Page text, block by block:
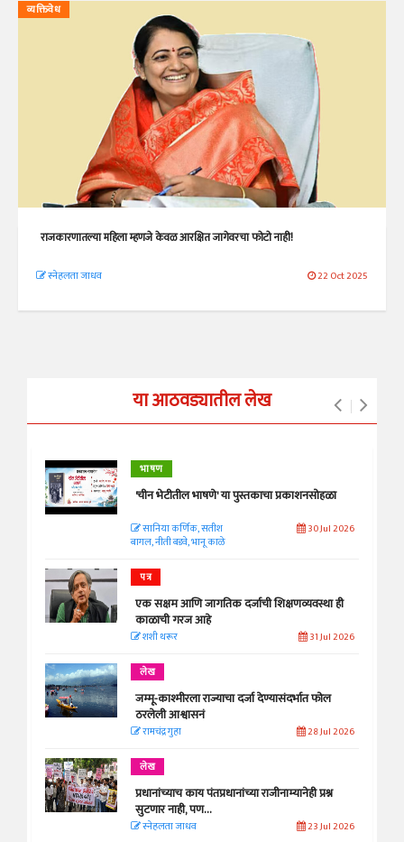
व्यक्तिवेध
राजकारणातल्या महिला म्हणजे केवळ आरक्षित जागेवरचा फोटो नाही!
स्नेहलता जाधव 22 Oct 2025
या आठवड्यातील लेख
भाषण
'चीन भेटीतील भाषणे' या पुस्तकाचा प्रकाशनसोहळा
सानिया कर्णिक, सतीश
बागल, नीती बडवे, भानू काळे
30 Jul 2026
पत्र
एक सक्षम आणि जागतिक दर्जाची शिक्षणव्यवस्था ही
काळाची गरज आहे
शशी थरूर 31 Jul 2026
लेख
जम्मू-काश्मीरला राज्याचा दर्जा देण्यासंदर्भात फोल
ठरलेली आश्वासनं
रामचंद्र गुहा 28 Jul 2026
लेख
प्रधानांच्याच काय पंतप्रधानांच्या राजीनाम्यानेही प्रश्न
सुटणार नाही, पण...
स्नेहलता जाधव 23 Jul 2026